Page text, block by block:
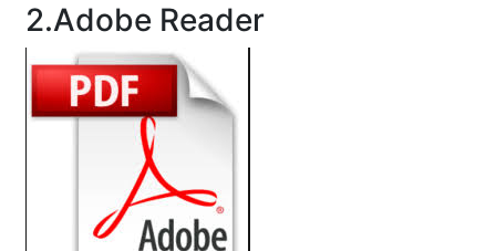
2.Adobe Reader